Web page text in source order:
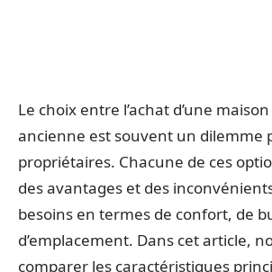
Le choix entre l’achat d’une
ancienne est souvent un dilemme
propriétaires. Chacune de ces
des avantages et des
besoins en termes de confort, de
d’emplacement. Dans cet article,
comparer les caractéristiques